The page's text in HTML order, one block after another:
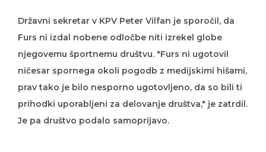
Državni sekretar v KPV Peter Vilfan je sporočil, da
Furs ni izdal nobene odločbe niti izrekel globe
njegovemu športnemu društvu. "Furs ni ugotovil
ničesar spornega okoli pogodb z medijskimi hišami,
prav tako je bilo nesporno ugotovljeno, da so bili ti
prihodki uporabljeni za delovanje društva," je zatrdil.
Je pa društvo podalo samoprijavo.